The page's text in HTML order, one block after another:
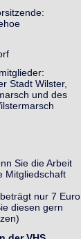
Stadt Wilster,
und des
Sie die Arbeit
Mitgliedschaft
nur 7 Euro
diesen gern